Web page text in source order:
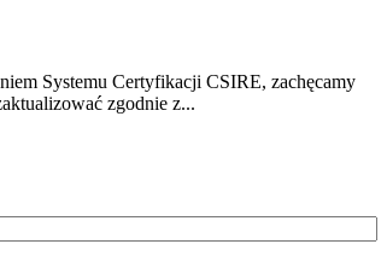
Systemu Certyfikacji CSIRE, zachęcamy
zgodnie z...